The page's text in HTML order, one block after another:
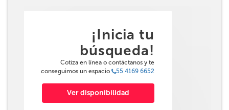
¡Inicia tu
búsqueda!
Cotiza en línea o contáctanos y te
conseguimos un espacio
55 4169 6652
Ver disponibilidad